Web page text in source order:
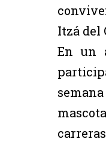
Itzá del
En un